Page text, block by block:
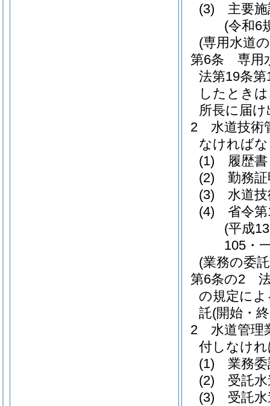
(3)
主要
(令和6
(専用水道
第6条
専用
法第19条
したとき
所長に届
2
水道技術
なければ
(1)
履歴書
(2)
勤務
(3)
水道
(4)
省令
(平成
105・
(業務の委
第6条の2
の規定に
託(開始・
2
水道管理
付しなけ
(1)
業務
(2)
受託
(3)
受託